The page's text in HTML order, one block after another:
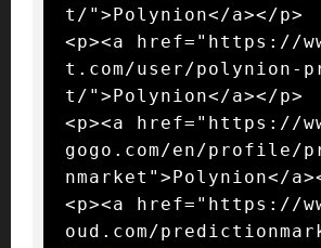
t/">Polynion</a></p>
<p><a href="https://
t.com/user/polynion-
t/">Polynion</a></p>
<p><a href="https://
gogo.com/en/profile/
nmarket">Polynion</
<p><a href="https://
oud.com/